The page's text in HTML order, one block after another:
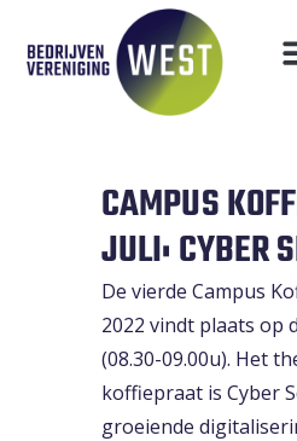
CAMPUS
JULI: CYBER
De vierde Campus
2022 vindt plaats op
(08.30-09.00u). Het
koffiepraat is Cyber
groeiende